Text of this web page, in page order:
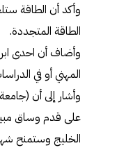
وأكد أن الطاقة
الطاقة المتجددة.
وأضاف أن احدى ابرز
المهني أو في
وأشار إلى أن
على قدم وساق
الخليج وستمنح